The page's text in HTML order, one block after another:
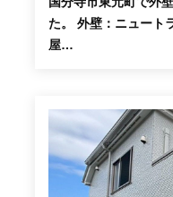
た。 外壁：ニュート
屋…